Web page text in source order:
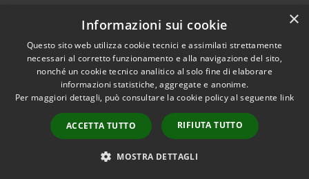
RSS
Accessibilità
Cookie
Mappa del sito
Informativa trattamento
Copyright © 2026 • Comune di
Pioltello • Powered by
Municipium•Accesso
redazione
×
Informazioni sui cookie
Questo sito web utilizza cookie tecnici e assimilati strettamente
necessari al corretto funzionamento e alla navigazione del sito,
nonché un cookie tecnico analitico al solo fine di elaborare
informazioni statistiche, aggregate e anonime.
Per maggiori dettagli, può consultare la cookie policy al seguente link
ACCETTA TUTTO RIFIUTA TUTTO
MOSTRA DETTAGLI